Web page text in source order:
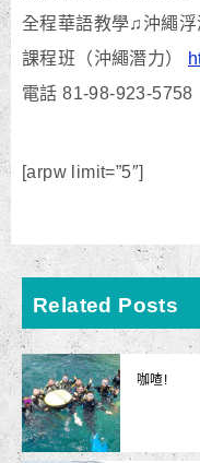
全程華語教學♫沖繩浮
課程班（沖繩潛力）
電話 81-98-923-5758
[arpw limit=”5″]
Related Posts
咖喳!